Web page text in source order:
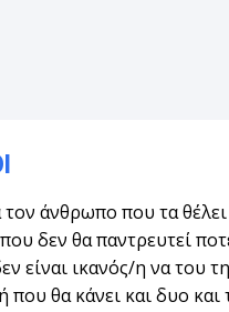
τον άνθρωπο που τα
δεν θα παντρευτεί
είναι ικανός/η να του
θα κάνει και δυο και